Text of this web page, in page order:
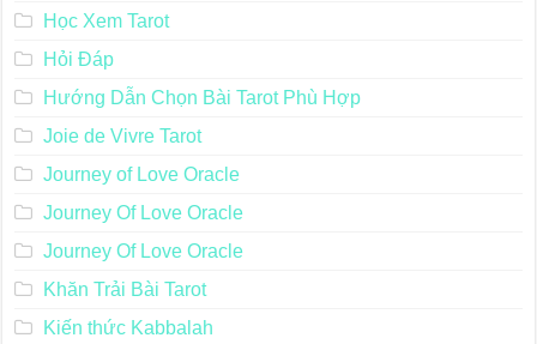
Học Xem Tarot
Hỏi Đáp
Hướng Dẫn Chọn Bài Tarot Phù Hợp
Joie de Vivre Tarot
Journey of Love Oracle
Journey Of Love Oracle
Journey Of Love Oracle
Khăn Trải Bài Tarot
Kiến thức Kabbalah